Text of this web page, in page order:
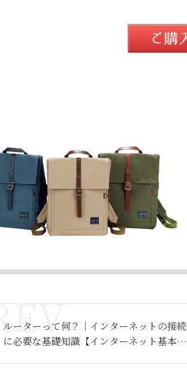
ルーターって何？｜インターネットの接続
に必要な基礎知識【インターネット基本の